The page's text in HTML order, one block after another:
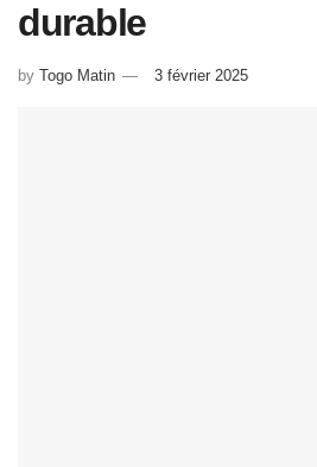
durable
by Togo Matin 3 février 2025